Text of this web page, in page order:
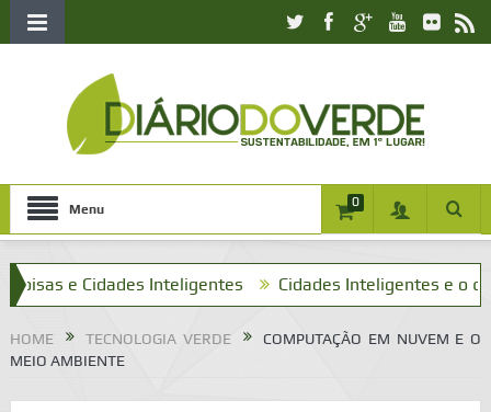
Menu 0
e Cidades Inteligentes Cidades Inteligentes e o que
HOME TECNOLOGIA VERDE
COMPUTAÇÃO EM NUVEM E O
MEIO AMBIENTE